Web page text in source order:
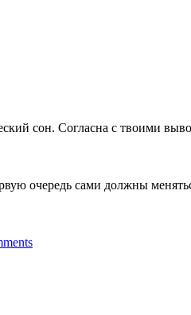
сон. Согласна с твоими
очередь сами должны